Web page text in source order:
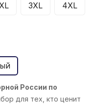
3XL 4XL
России по
для тех, кто ценит